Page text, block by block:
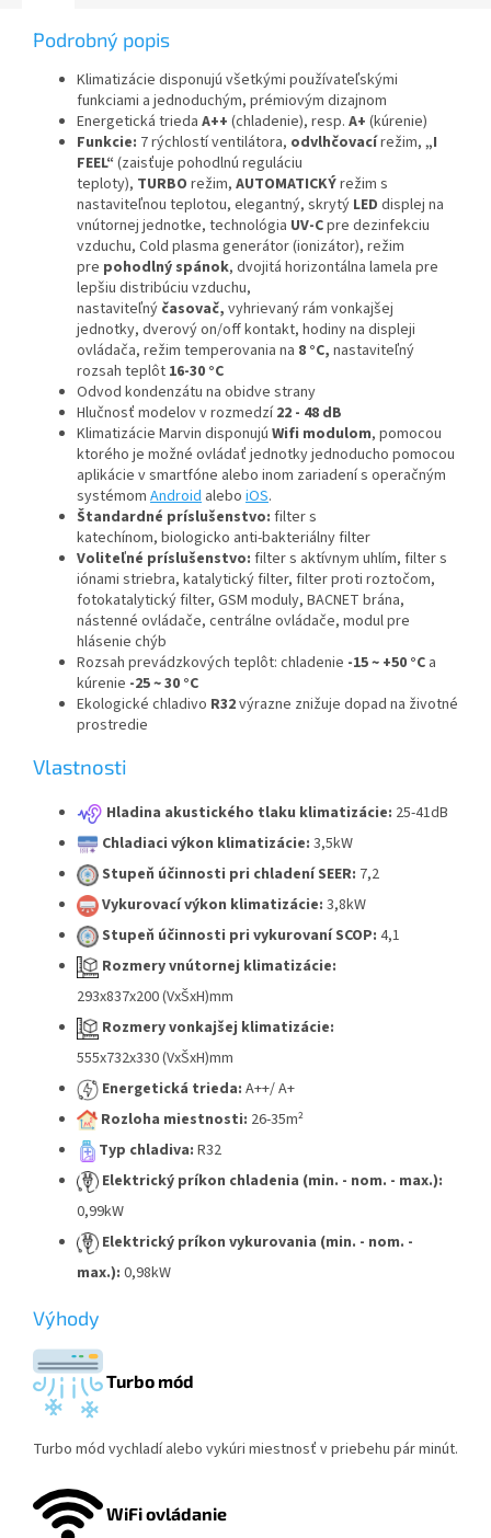
Podrobný popis
Klimatizácie disponujú všetkými používateľskými
funkciami a jednoduchým, prémiovým dizajnom
Energetická trieda A++ (chladenie), resp. A+ (kúrenie)
Funkcie: 7 rýchlostíventilátora, odvlhčovacírežim, „I
FEEL“ (zaisťuje pohodlnú reguláciu
teploty), TURBO režim, AUTOMATICKÝrežim s
nastaviteľnou teplotou, elegantný, skrytý LED displej na
vnútornej jednotke, technológia UV-Cpre dezinfekciu
vzduchu, Cold plasma generátor (ionizátor), režim
pre pohodlný spánok, dvojitá horizontálna lamela pre
lepšiu distribúciu vzduchu,
nastaviteľný časovač, vyhrievaný rám vonkajšej
jednotky, dverový on/off kontakt, hodiny na displeji
ovládača, režim temperovania na 8 °C, nastaviteľný
rozsah teplôt 16-30 °C
Odvod kondenzátu na obidve strany
Hlučnosť modelov v rozmedzí 22 - 48 dB
Klimatizácie Marvin disponujú Wifi modulom, pomocou
ktorého je možné ovládať jednotky jednoducho pomocou
aplikácie v smartfóne alebo inom zariadení s operačným
systémom Android alebo iOS.
Štandardné príslušenstvo: filter s
katechínom, biologicko anti-bakteriálny filter
Voliteľné príslušenstvo: filter s aktívnym uhlím, filter s
iónami striebra, katalytický filter, filter proti roztočom,
fotokatalytický filter, GSM moduly, BACNET brána,
nástenné ovládače, centrálne ovládače, modul pre
hlásenie chýb
Rozsah prevádzkových teplôt: chladenie -15 ~ +50 °C a
kúrenie -25 ~ 30 °C
Ekologické chladivo R32výrazne znižuje dopad na životné
prostredie
Vlastnosti
Hladina akustického tlaku klimatizácie: 25-41dB
Chladiaci výkon klimatizácie: 3,5kW
Stupeň účinnosti pri chladení SEER: 7,2
Vykurovací výkon klimatizácie: 3,8kW
Stupeň účinnosti pri vykurovaní SCOP: 4,1
Rozmery vnútornej klimatizácie:
293x837x200 (VxŠxH)mm
Rozmery vonkajšej klimatizácie:
555x732x330 (VxŠxH)mm
Energetická trieda: A++/ A+
Rozloha miestnosti: 26-35m²
Typ chladiva: R32
Elektrický príkon chladenia (min. - nom. - max.):
0,99kW
Elektrický príkon vykurovania (min. - nom. -
max.): 0,98kW
Výhody
Turbo mód
Turbo mód vychladí alebo vykúri miestnosť v priebehu pár minút.
WiFi ovládanie